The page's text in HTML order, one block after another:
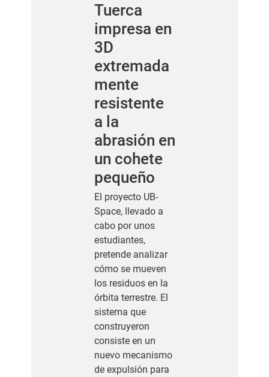
Tuerca
impresa en
3D
extremada
mente
resistente
a la
abrasión en
un cohete
pequeño
El proyecto UB-
Space, llevado a
cabo por unos
estudiantes,
pretende analizar
cómo se mueven
los residuos en la
órbita terrestre. El
sistema que
construyeron
consiste en un
nuevo mecanismo
de expulsión para